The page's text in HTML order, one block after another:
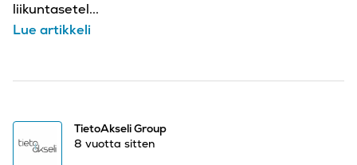
liikuntasetel...
Lue artikkeli
TietoAkseli Group
8 vuotta sitten